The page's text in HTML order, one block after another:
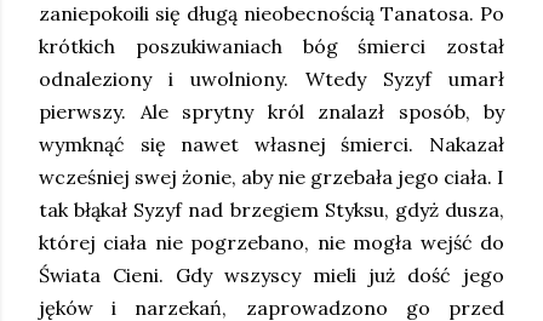
zaniepokoili się długą nieobecnością Tanatosa. Po
krótkich poszukiwaniach bóg śmierci został
odnaleziony i uwolniony. Wtedy Syzyf umarł
pierwszy. Ale sprytny król znalazł sposób, by
wymknąć się nawet własnej śmierci. Nakazał
wcześniej swej żonie, aby nie grzebała jego ciała. I
tak błąkał Syzyf nad brzegiem Styksu, gdyż dusza,
której ciała nie pogrzebano, nie mogła wejść do
Świata Cieni. Gdy wszyscy mieli już dość jego
jęków i narzekań, zaprowadzono go przed